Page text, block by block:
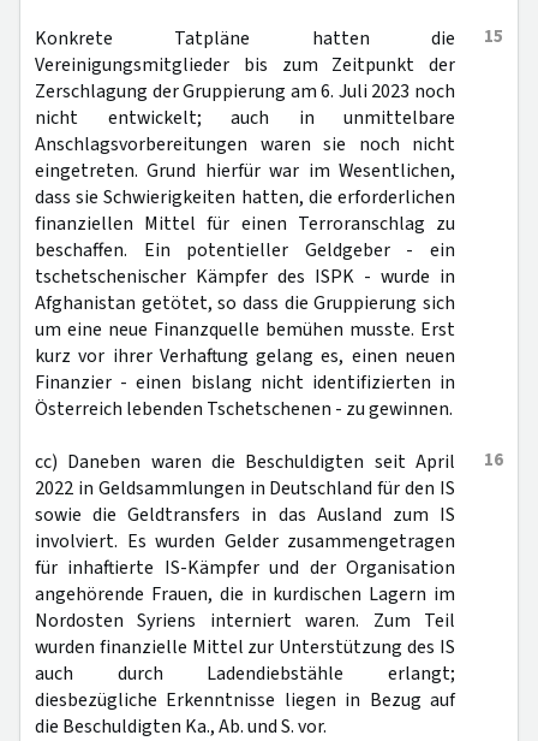
15
Konkrete Tatpläne hatten die
Vereinigungsmitglieder bis zum Zeitpunkt der
Zerschlagung der Gruppierung am 6. Juli 2023 noch
nicht entwickelt; auch in unmittelbare
Anschlagsvorbereitungen waren sie noch nicht
eingetreten. Grund hierfür war im Wesentlichen,
dass sie Schwierigkeiten hatten, die erforderlichen
finanziellen Mittel für einen Terroranschlag zu
beschaffen. Ein potentieller Geldgeber - ein
tschetschenischer Kämpfer des ISPK - wurde in
Afghanistan getötet, so dass die Gruppierung sich
um eine neue Finanzquelle bemühen musste. Erst
kurz vor ihrer Verhaftung gelang es, einen neuen
Finanzier - einen bislang nicht identifizierten in
Österreich lebenden Tschetschenen - zu gewinnen.
16
cc) Daneben waren die Beschuldigten seit April
2022 in Geldsammlungen in Deutschland für den IS
sowie die Geldtransfers in das Ausland zum IS
involviert. Es wurden Gelder zusammengetragen
für inhaftierte IS-Kämpfer und der Organisation
angehörende Frauen, die in kurdischen Lagern im
Nordosten Syriens interniert waren. Zum Teil
wurden finanzielle Mittel zur Unterstützung des IS
auch durch Ladendiebstähle erlangt;
diesbezügliche Erkenntnisse liegen in Bezug auf
die Beschuldigten Ka., Ab. und S. vor.